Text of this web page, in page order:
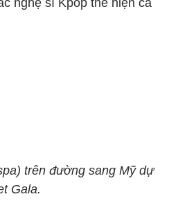
nghệ sĩ Kpop thể hiện cá
trên đường sang Mỹ dự
Gala.